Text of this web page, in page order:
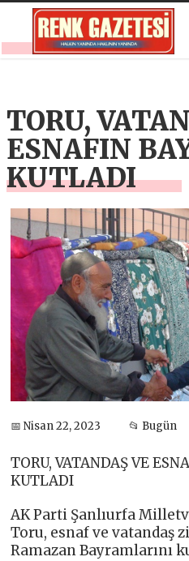
TORU,
ESNAFIN
KUTLADI
📅 Nisan 22, 2023 📂 Bugün
TORU, VATANDAŞ VE
KUTLADI
AK Parti Şanlıurfa
Toru, esnaf ve vatandaş
Ramazan Bayramlarını